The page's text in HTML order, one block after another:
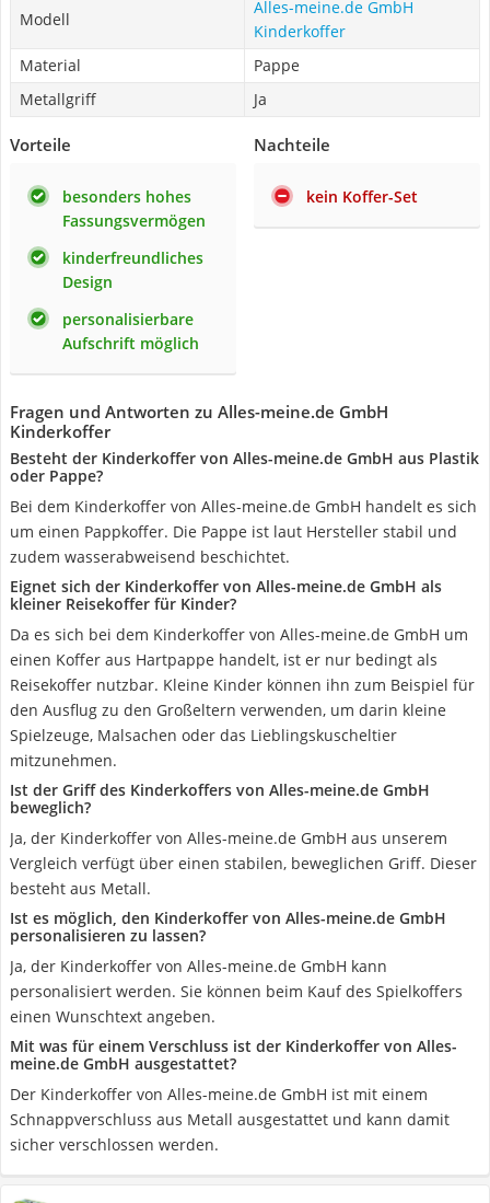
Modell
Alles-meine.de GmbH
Kinderkoffer
Material
Pappe
Metallgriff
Ja
Vorteile
besonders hohes
Fassungsvermögen
kinderfreundliches
Design
personalisierbare
Aufschrift möglich
Nachteile
kein Koffer-Set
Fragen und Antworten zu Alles-meine.de GmbH
Kinderkoffer
Besteht der Kinderkoffer von Alles-meine.de GmbH aus Plastik
oder Pappe?
Bei dem Kinderkoffer von Alles-meine.de GmbH handelt es sich
um einen Pappkoffer. Die Pappe ist laut Hersteller stabil und
zudem wasserabweisend beschichtet.
Eignet sich der Kinderkoffer von Alles-meine.de GmbH als
kleiner Reisekoffer für Kinder?
Da es sich bei dem Kinderkoffer von Alles-meine.de GmbH um
einen Koffer aus Hartpappe handelt, ist er nur bedingt als
Reisekoffer nutzbar. Kleine Kinder können ihn zum Beispiel für
den Ausflug zu den Großeltern verwenden, um darin kleine
Spielzeuge, Malsachen oder das Lieblingskuscheltier
mitzunehmen.
Ist der Griff des Kinderkoffers von Alles-meine.de GmbH
beweglich?
Ja, der Kinderkoffer von Alles-meine.de GmbH aus unserem
Vergleich verfügt über einen stabilen, beweglichen Griff. Dieser
besteht aus Metall.
Ist es möglich, den Kinderkoffer von Alles-meine.de GmbH
personalisieren zu lassen?
Ja, der Kinderkoffer von Alles-meine.de GmbH kann
personalisiert werden. Sie können beim Kauf des Spielkoffers
einen Wunschtext angeben.
Mit was für einem Verschluss ist der Kinderkoffer von Alles-
meine.de GmbH ausgestattet?
Der Kinderkoffer von Alles-meine.de GmbH ist mit einem
Schnappverschluss aus Metall ausgestattet und kann damit
sicher verschlossen werden.